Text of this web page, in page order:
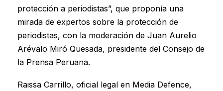
protección a periodistas”, que proponía una
mirada de expertos sobre la protección de
periodistas, con la moderación de Juan Aurelio
Arévalo Miró Quesada, presidente del Consejo de
la Prensa Peruana.
Raissa Carrillo, oficial legal en Media Defence,